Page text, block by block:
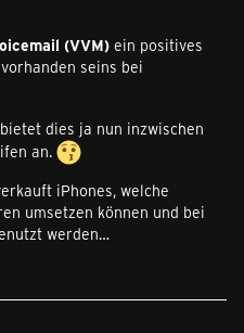
(VVM) ein positives
seins bei
dies ja nun inzwischen
an.
iPhones, welche
umsetzen können und bei
werden…